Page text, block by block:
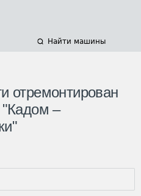
Найти машины
отремонтирован
"Кадом –